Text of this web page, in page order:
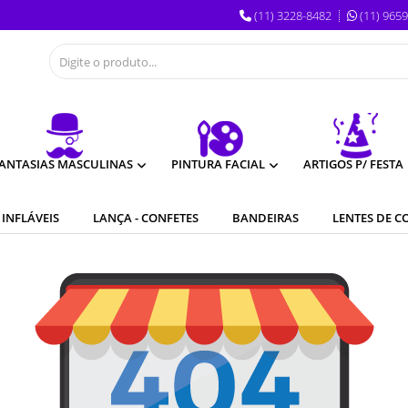
(11) 3228-8482 (11)
MASCULINAS PINTURA FACIAL ARTIGOS P/ FESTA
LANÇA - CONFETES BANDEIRAS LENTES DE